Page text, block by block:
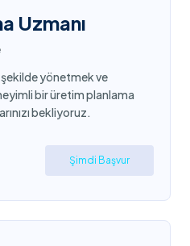
Uzmanı
yönetmek ve
bir üretim planlama
bekliyoruz.
Şimdi Başvur